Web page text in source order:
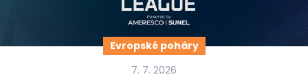
Evropské poháry
7. 7. 2026